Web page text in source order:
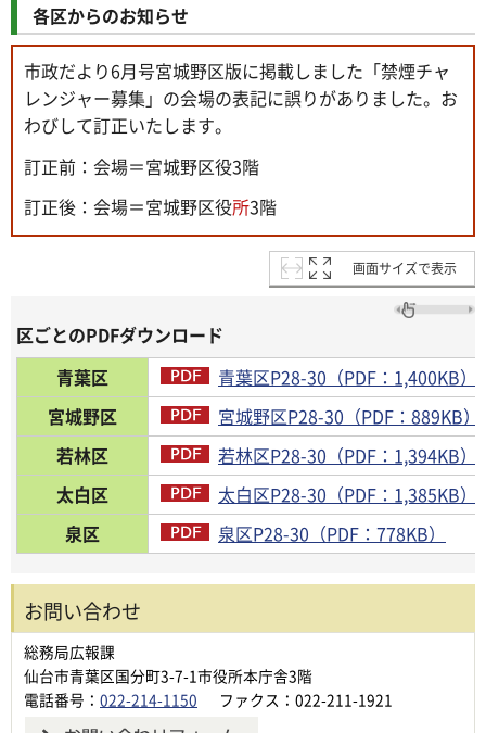
各区からのお知らせ
市政だより6月号宮城野区版に掲載しました「禁煙チャ
レンジャー募集」の会場の表記に誤りがありました。お
わびして訂正いたします。
訂正前：会場＝宮城野区役3階
訂正後：会場＝宮城野区役所3階
画面サイズで表示
区ごとのPDFダウンロード
青葉区
青葉区P28-30（PDF：1,400KB）
宮城野区
宮城野区P28-30（PDF：889KB）
若林区
若林区P28-30（PDF：1,394KB）
太白区
太白区P28-30（PDF：1,385KB）
泉区
泉区P28-30（PDF：778KB）
お問い合わせ
総務局広報課
仙台市青葉区国分町3-7-1市役所本庁舎3階
電話番号： 022-214-1150 ファクス：022-211-1921